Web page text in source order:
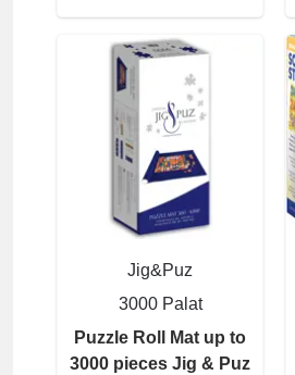
Jig&Puz
3000 Palat
Puzzle Roll Mat up to
3000 pieces Jig & Puz